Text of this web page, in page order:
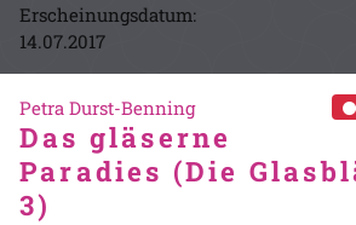
Erscheinungsdatum:
14.07.2017
Petra Durst-Benning
Das gläserne
Paradies (Die
3)